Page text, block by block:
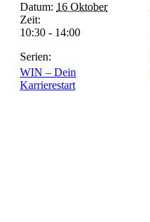
Datum: 16 Oktober
Zeit:
10:30 - 14:00
Serien:
WIN – Dein
Karrierestart